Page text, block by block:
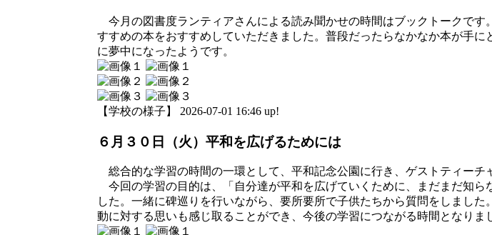
今月の図書度ランティアさんによる読み聞かせの時間はブックトークで
すすめの本をおすすめしていただきました。普段だったらなかなか本が手
に夢中になったようです。
【学校の様子】 2026-07-01 16:46 up!
６月３０日（火）平和を広げるためには
総合的な学習の時間の一環として、平和記念公園に行き、ゲストティーチ
今回の学習の目的は、「自分達が平和を広げていくために、まだまだ知
した。一緒に碑巡りを行いながら、要所要所で子供たちから質問をしまし
動に対する思いも感じ取ることができ、今後の学習につながる時間となりま